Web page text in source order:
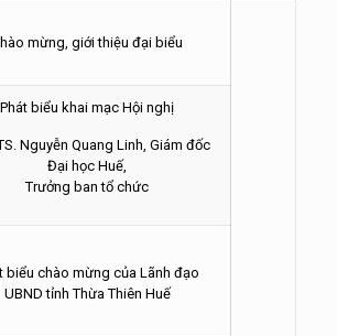
mừng, giới thiệu đại biểu
Phát biểu khai mạc Hội nghị
Nguyễn Quang Linh, Giám đốc
Đại học Huế,
Trưởng ban tổ chức
biểu chào mừng của Lãnh đạo
UBND tỉnh Thừa Thiên Huế